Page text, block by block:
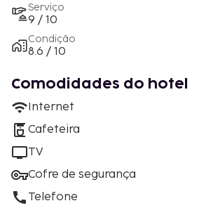
Serviço
9 / 10
Condição
8.6 / 10
Comodidades do hotel
Internet
Cafeteira
TV
Cofre de segurança
Telefone